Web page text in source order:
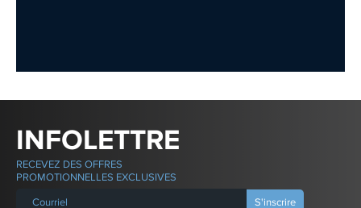
INFOLETTRE
RECEVEZ DES OFFRES
PROMOTIONNELLES EXCLUSIVES